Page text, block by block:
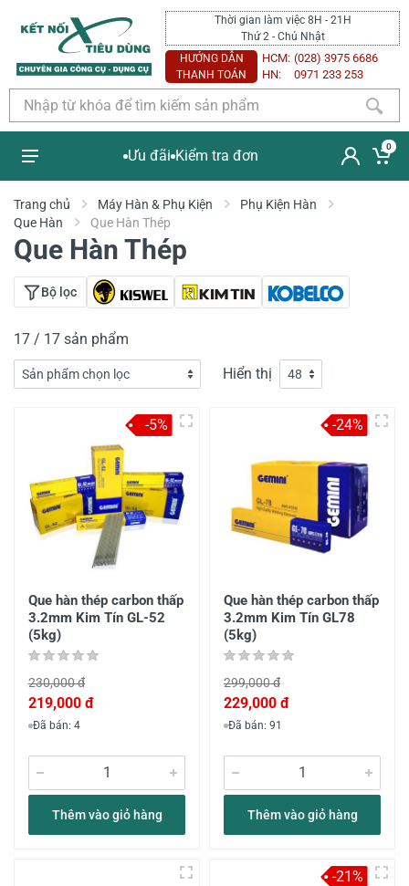
Thời gian làm việc 8H - 21H
Thứ 2 - Chủ Nhật
HƯỚNG DẪN
THANH TOÁN
HCM: (028) 3975 6686
HN:
0971 233 253
Ưu đãi Kiểm tra đơn
0
Trang chủ Máy Hàn & Phụ Kiện
Phụ Kiện Hàn
Que Hàn
Que Hàn Thép
Que Hàn Thép
Bộ lọc
17 / 17 sản phẩm
Hiển thị
Que hàn thép carbon thấp
3.2mm Kim Tín GL-52
(5kg)
230,000 đ
219,000 đ
Đã bán: 4
Thêm vào giỏ hàng
-5%
Que hàn thép carbon thấp
3.2mm Kim Tín GL78
(5kg)
299,000 đ
229,000 đ
Đã bán: 91
Thêm vào giỏ hàng
-24%
-21%